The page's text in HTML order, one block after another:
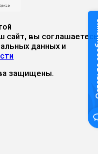
сайт, вы
данных и
защищены.